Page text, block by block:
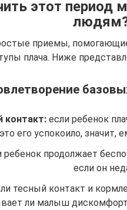
этот период
приемы,
плача. Ниже
контакт: если ребенок
его успокоило,
ребенок продолжает
если он
тесный контакт и
ли малыш